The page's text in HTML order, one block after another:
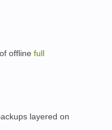
of offline full
layered on